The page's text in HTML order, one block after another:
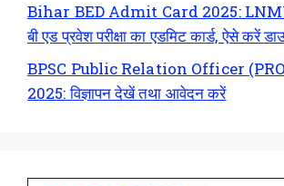
Bihar BED Admit Card 2025: LNMU
बी एड प्रवेश परीक्षा का एडमिट कार्ड, ऐसे करें
BPSC Public Relation Officer
2025: विज्ञापन देखें तथा आवेदन करें